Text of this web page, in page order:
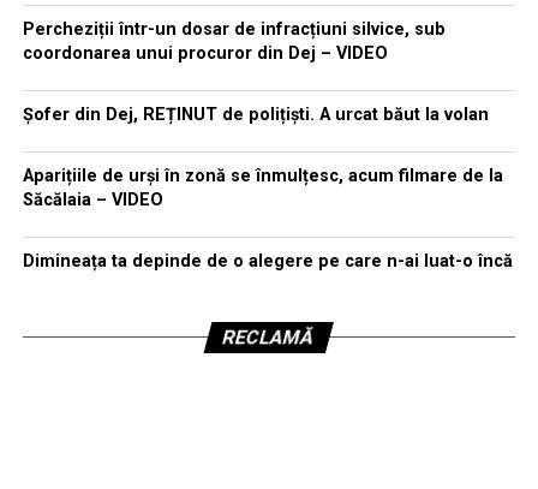
Percheziții într-un dosar de infracțiuni silvice, sub
coordonarea unui procuror din Dej – VIDEO
Șofer din Dej, REȚINUT de polițiști. A urcat băut la volan
Aparițiile de urși în zonă se înmulțesc, acum filmare de la
Săcălaia – VIDEO
Dimineața ta depinde de o alegere pe care n-ai luat-o încă
RECLAMĂ